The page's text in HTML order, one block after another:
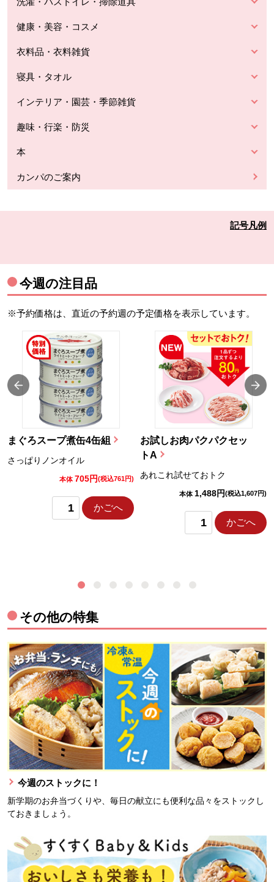
健康・美容・コスメ
衣料品・衣料雑貨
寝具・タオル
インテリア・園芸・季節雑貨
趣味・行楽・防災
本
カンパのご案内
記号凡例
今週の注目品
※予約価格は、直近の予約週の予定価格を表示しています。
まぐろスープ煮缶4缶組
さっぱりノンオイル
本体 705円(税込761円)
かごへ
お試しお肉パクパクセッ
トA
あれこれ試せておトク
本体 1,488円(税込1,607円)
かごへ
その他の特集
今週のストックに！
新学期のお弁当づくりや、毎日の献立にも便利な品々をストックし
ておきましょう。